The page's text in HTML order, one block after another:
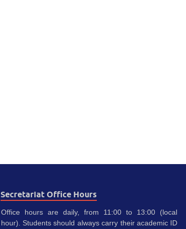
Secretariat Office Hours
Office hours are daily, from 11:00 to 13:00 (local
hour). Students should always carry their academic ID